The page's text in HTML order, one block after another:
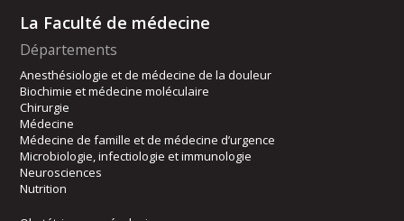
La Faculté de médecine
Départements
Anesthésiologie et de médecine de la douleur
Biochimie et médecine moléculaire
Chirurgie
Médecine
Médecine de famille et de médecine d’urgence
Microbiologie, infectiologie et immunologie
Neurosciences
Nutrition